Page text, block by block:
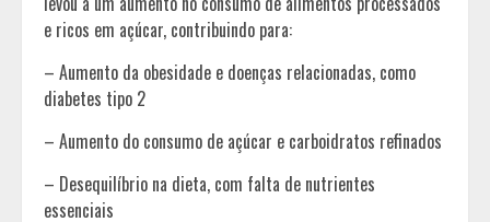
e ricos em açúcar, contribuindo para:
– Aumento da obesidade e doenças relacionadas, como
diabetes tipo 2
– Aumento do consumo de açúcar e carboidratos refinados
– Desequilíbrio na dieta, com falta de nutrientes
essenciais